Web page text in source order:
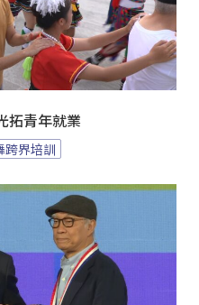
拓青年就業
跨界培訓